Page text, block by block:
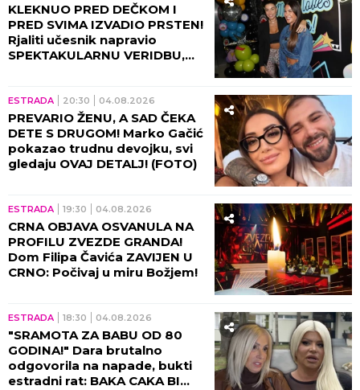
KLEKNUO PRED DEČKOM I
PRED SVIMA IZVADIO PRSTEN!
Rjaliti učesnik napravio
SPEKTAKULARNU VERIDBU,
ESTRADA 20:30 04.08.2026
PREVARIO ŽENU, A SAD ČEKA
DETE S DRUGOM! Marko Gačić
pokazao trudnu devojku, svi
gledaju OVAJ DETALJ! (FOTO)
ESTRADA 19:30 04.08.2026
CRNA OBJAVA OSVANULA NA
PROFILU ZVEZDE GRANDA!
Dom Filipa Čavića ZAVIJEN U
CRNO: Počivaj u miru Božjem!
ESTRADA 18:30 04.08.2026
"SRAMOTA ZA BABU OD 80
GODINA!" Dara brutalno
odgovorila na napade, bukti
estradni rat: BAKA CAKA BI